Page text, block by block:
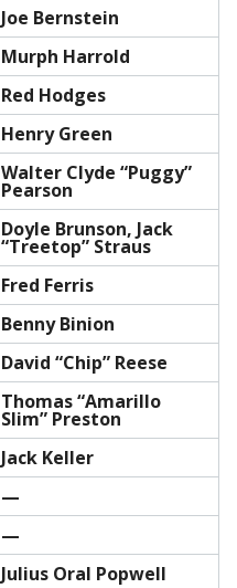
Joe Bernstein
Murph Harrold
Red Hodges
Henry Green
Walter Clyde “Puggy”
Pearson
Doyle Brunson, Jack
“Treetop” Straus
Fred Ferris
Benny Binion
David “Chip” Reese
Thomas “Amarillo
Slim” Preston
Jack Keller
—
—
Julius Oral Popwell